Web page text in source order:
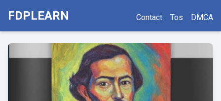
FDPLEARN Contact Tos DMCA